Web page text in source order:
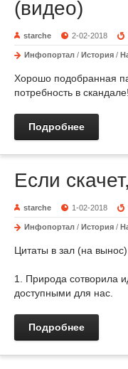
(видео)
starche 2-02-2018
Инфопортал / История /
Хорошо подобранная
потребность в скандале!
Подробнее
Если
starche 1-02-2018
Инфопортал / История /
Цитаты в зал (на
1. Природа сотворила
доступными для нас.
Подробнее